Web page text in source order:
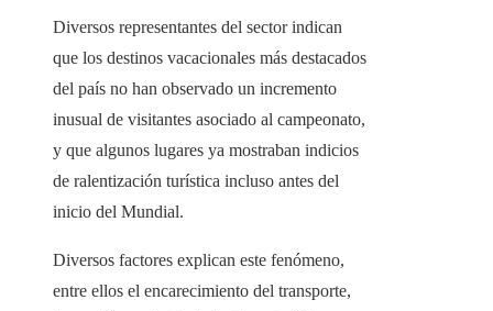
Diversos representantes del sector indican
que los destinos vacacionales más destacados
del país no han observado un incremento
inusual de visitantes asociado al campeonato,
y que algunos lugares ya mostraban indicios
de ralentización turística incluso antes del
inicio del Mundial.
Diversos factores explican este fenómeno,
entre ellos el encarecimiento del transporte,